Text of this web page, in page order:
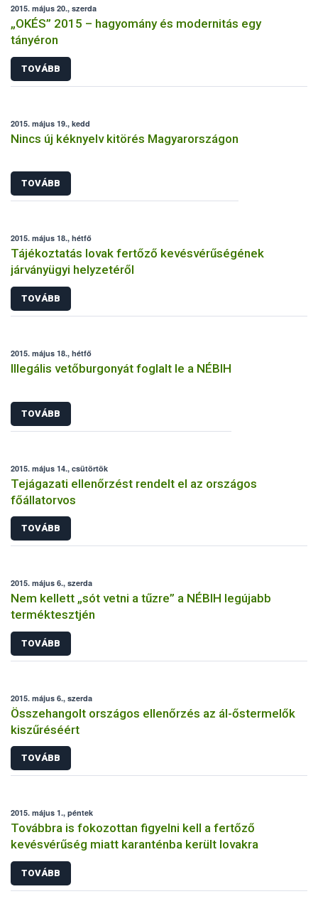
2015. május 20., szerda
„OKÉS” 2015 – hagyomány és modernitás egy
tányéron
TOVÁBB
2015. május 19., kedd
Nincs új kéknyelv kitörés Magyarországon
TOVÁBB
2015. május 18., hétfő
Tájékoztatás lovak fertőző kevésvérűségének
járványügyi helyzetéről
TOVÁBB
2015. május 18., hétfő
Illegális vetőburgonyát foglalt le a NÉBIH
TOVÁBB
2015. május 14., csütörtök
Tejágazati ellenőrzést rendelt el az országos
főállatorvos
TOVÁBB
2015. május 6., szerda
Nem kellett „sót vetni a tűzre” a NÉBIH legújabb
terméktesztjén
TOVÁBB
2015. május 6., szerda
Összehangolt országos ellenőrzés az ál-őstermelők
kiszűréséért
TOVÁBB
2015. május 1., péntek
Továbbra is fokozottan figyelni kell a fertőző
kevésvérűség miatt karanténba került lovakra
TOVÁBB